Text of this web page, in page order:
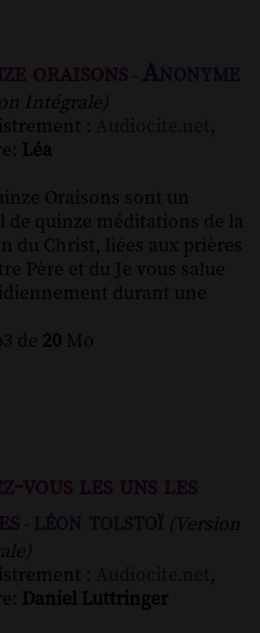
oraisons -
Intégrale)
:
,
Léa
Oraisons sont un
de quinze méditations de la
du Christ, liées aux prières
Père et du Je vous salue
durant une
de 20 Mo
vous les uns les
-
(Version
:
,
Daniel Luttringer